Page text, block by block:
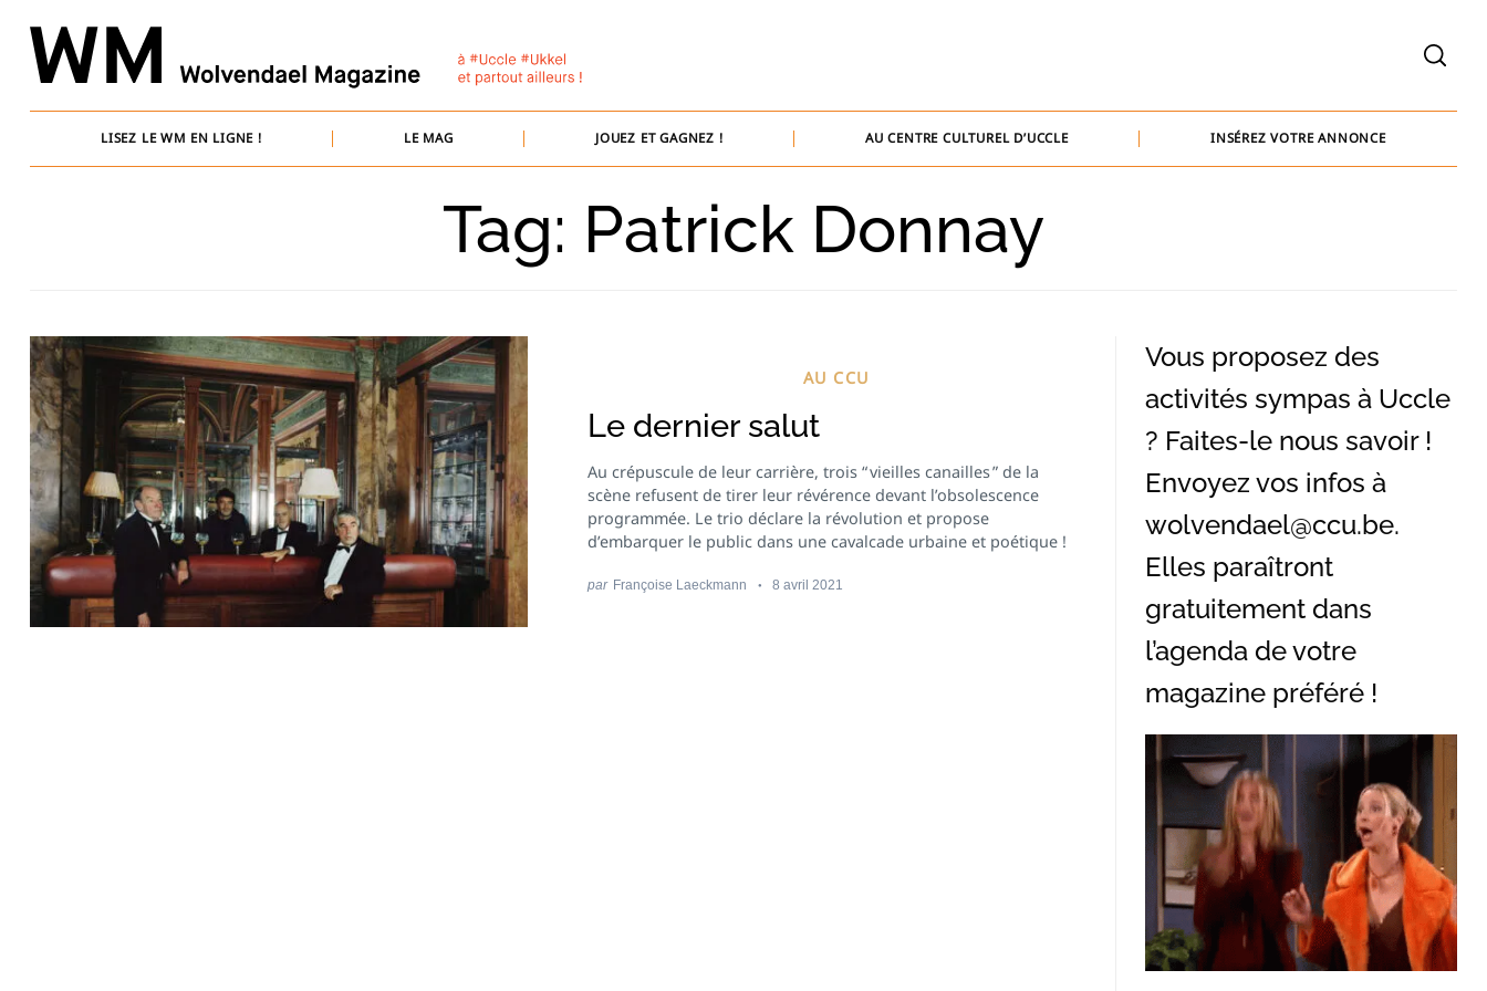
content
LISEZ LE WM EN LIGNE ! LE MAG JOUEZ ET GAGNEZ ! AU CENTRE CULTUREL D’UCCLE INSÉREZ VOTRE ANNONCE
bernard@baammedia.be
jennifer@baammedia.be
Tag: Patrick Donnay
AU CCU
Le dernier salut
Au crépuscule de leur carrière, trois “ vieilles canailles ” de la
scène refusent de tirer leur révérence devant l’obsolescence
programmée. Le trio déclare la révolution et propose
d’embarquer le public dans une cavalcade urbaine et poétique !
par Françoise Laeckmann 8 avril 2021
Vous proposez des
activités sympas à Uccle
? Faites-le nous savoir !
Envoyez vos infos à
wolvendael@ccu.be.
Elles paraîtront
gratuitement dans
l’agenda de votre
magazine préféré !
Recherche
pour
: